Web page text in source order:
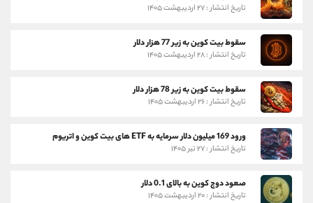
تاریخ انتشار : ۲۷ اردیبهشت ۱۴۰۵
سقوط بیت کوین به زیر 77 هزار دلار
تاریخ انتشار : ۲۸ اردیبهشت ۱۴۰۵
سقوط بیت کوین به زیر 78 هزار دلار
تاریخ انتشار : ۲۶ اردیبهشت ۱۴۰۵
ورود 169 میلیون دلار سرمایه به ETF های بیت کوین و اتریوم
تاریخ انتشار : ۲۷ تیر ۱۴۰۵
صعود دوج کوین به بالای 0.1 دلار
تاریخ انتشار : ۲۰ اردیبهشت ۱۴۰۵